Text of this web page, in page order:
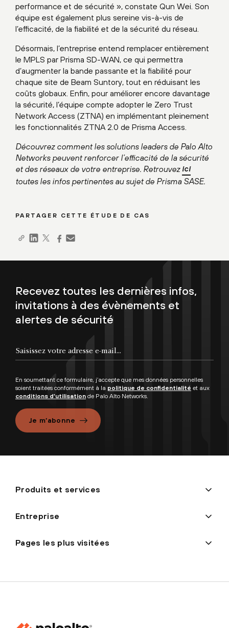
performance et de sécurité », constate Qun Wei. Son
équipe est également plus sereine vis-à-vis de
l’efficacité, de la fiabilité et de la sécurité du réseau.
Désormais, l’entreprise entend remplacer entièrement
le MPLS par Prisma SD-WAN, ce qui permettra
d’augmenter la bande passante et la fiabilité pour
chaque site de Beam Suntory, tout en réduisant les
coûts globaux. Enfin, pour améliorer encore davantage
la sécurité, l’équipe compte adopter le Zero Trust
Network Access (ZTNA) en implémentant pleinement
les fonctionnalités ZTNA 2.0 de Prisma Access.
Découvrez comment les solutions leaders de Palo Alto
Networks peuvent renforcer l’efficacité de la sécurité
et des réseaux de votre entreprise. Retrouvez ici
toutes les infos pertinentes au sujet de Prisma SASE.
PARTAGER CETTE ÉTUDE DE CAS
Recevez toutes les dernières infos,
invitations à des évènements et
alertes de sécurité
En soumettant ce formulaire, j’accepte que mes données personnelles
soient traitées conformément à la politique de confidentialité et aux
conditions d’utilisation de Palo Alto Networks.
Je m’abonne
Produits et services
Entreprise
Pages les plus visitées